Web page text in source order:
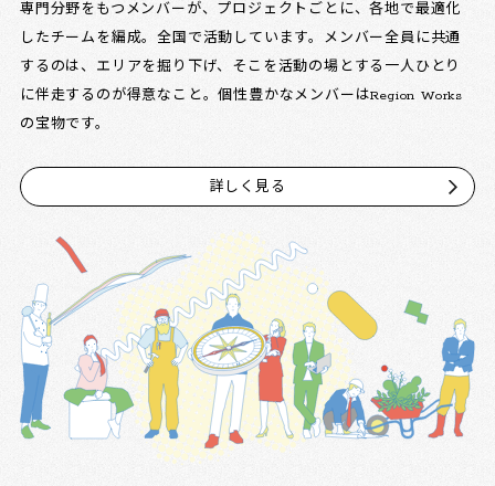
専門分野をもつメンバーが、プロジェクトごとに、各地で最適化
したチームを編成。全国で活動しています。メンバー全員に共通
するのは、エリアを掘り下げ、そこを活動の場とする一人ひとり
に伴走するのが得意なこと。個性豊かなメンバーはRegion Works
の宝物です。
詳しく見る